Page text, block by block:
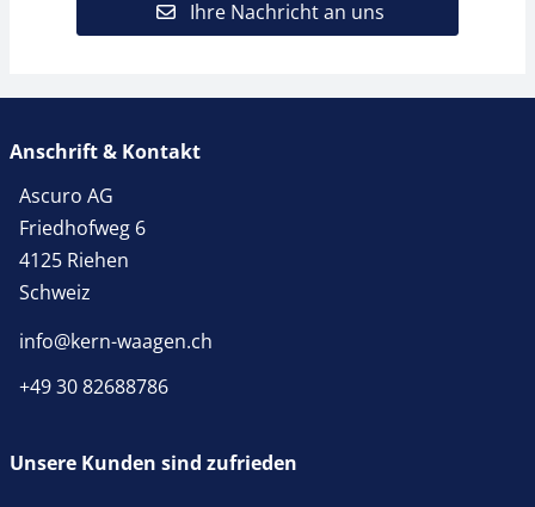
Ihre Nachricht an uns
Anschrift & Kontakt
Ascuro AG
Friedhofweg 6
4125 Riehen
Schweiz
info@kern-waagen.ch
+49 30 82688786
Unsere Kunden sind zufrieden